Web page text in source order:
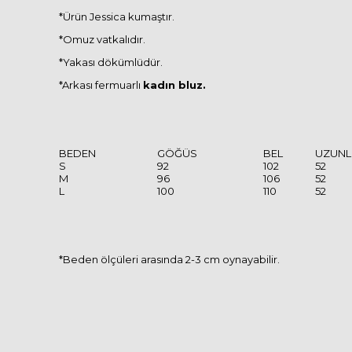
*Ürün Jessica kumaştır.
*Omuz vatkalıdır.
*Yakası dökümlüdür.
*Arkası fermuarlı kadın bluz.
BEDEN GÖĞÜS BEL
S
92 102
52
M
96 106
52
L
100 110 52
*Beden ölçüleri arasında 2-3 cm oynayabilir.